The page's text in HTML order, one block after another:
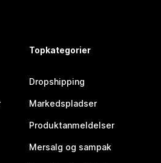
Topkategorier
Dropshipping
Markedspladser
Produktanmeldelser
Mersalg og sampak